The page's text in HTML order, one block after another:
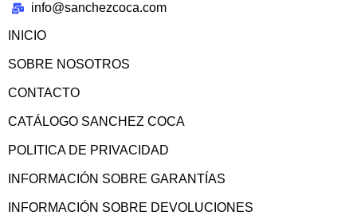
info@sanchezcoca.com
INICIO
SOBRE NOSOTROS
CONTACTO
CATÁLOGO SANCHEZ COCA
POLITICA DE PRIVACIDAD
INFORMACIÓN SOBRE GARANTÍAS
INFORMACIÓN SOBRE DEVOLUCIONES